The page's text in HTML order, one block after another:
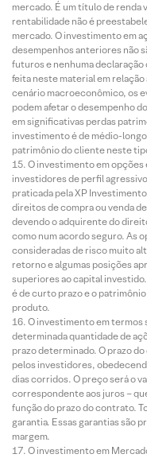
mercado. É um título de renda
rentabilidade não é
mercado. O investimento em
desempenhos anteriores não
futuros e nenhuma declaração
feita neste material em
cenário macroeconômico, os
podem afetar o desempenho
em significativas perdas
investimento é de médio-
patrimônio do cliente neste
O investimento em
investidores de perfil
praticada pela XP
direitos de compra ou venda
devendo o adquirente do
como num acordo seguro. As
consideradas de risco muito
retorno e algumas posições
superiores ao capital
é de curto prazo e o
produto.
O investimento em termos
determinada quantidade de
prazo determinado. O prazo
pelos investidores,
dias corridos. O preço será o
correspondente aos juros –
função do prazo do contrato.
garantia. Essas garantias são
margem.
O investimento em